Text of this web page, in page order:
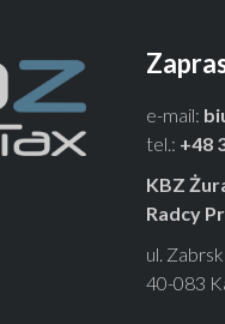
e-mail:
tel.: +48
KBZ
Radcy
ul.
40-083